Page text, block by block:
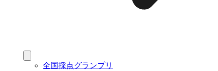
全国採点グランプリ